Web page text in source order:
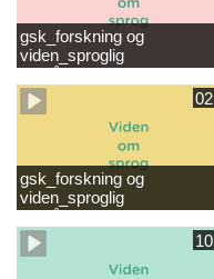
gsk_forskning og
viden_sproglig
forståelse_Støt dit barns
fortsatte læsning 8-10
gsk_forskning og
viden_sproglig
forståelse_Snak med dit
2-6 år.mp4